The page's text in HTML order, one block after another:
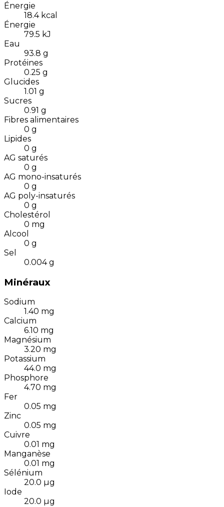
Énergie
18.4 kcal
Énergie
79.5 kJ
Eau
93.8 g
Protéines
0.25 g
Glucides
1.01 g
Sucres
0.91 g
Fibres alimentaires
0 g
Lipides
0 g
AG saturés
0 g
AG mono-insaturés
0 g
AG poly-insaturés
0 g
Cholestérol
0 mg
Alcool
0 g
Sel
0.004 g
Minéraux
Sodium
1.40 mg
Calcium
6.10 mg
Magnésium
3.20 mg
Potassium
44.0 mg
Phosphore
4.70 mg
Fer
0.05 mg
Zinc
0.05 mg
Cuivre
0.01 mg
Manganèse
0.01 mg
Sélénium
20.0 µg
Iode
20.0 µg